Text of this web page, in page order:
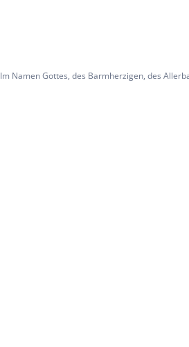
Im Namen Gottes, des Barmherzigen, des